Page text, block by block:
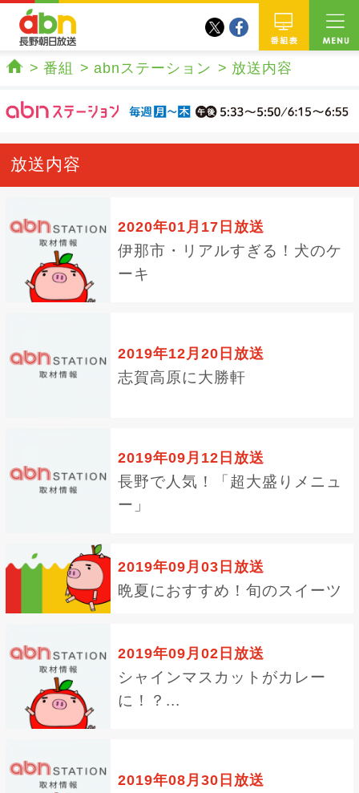
twitterfacebook
番組 abnステーション 放送内容
放送内容
2020年01月17日放送
伊那市・リアルすぎる！犬のケ
ーキ
2019年12月20日放送
志賀高原に大勝軒
2019年09月12日放送
長野で人気！「超大盛りメニュ
ー」
2019年09月03日放送
晩夏におすすめ！旬のスイーツ
2019年09月02日放送
シャインマスカットがカレー
に！？...
2019年08月30日放送